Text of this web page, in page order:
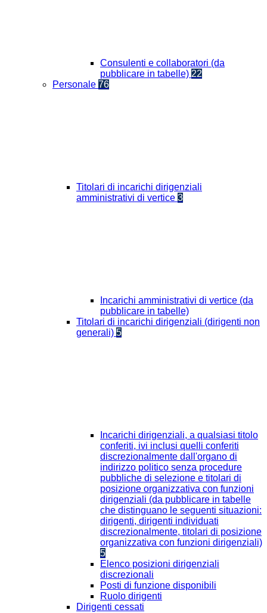
Consulenti e collaboratori (da
pubblicare in tabelle) 22
Personale 76
Titolari di incarichi dirigenziali
amministrativi di vertice 3
Incarichi amministrativi di vertice (da
pubblicare in tabelle)
Titolari di incarichi dirigenziali (dirigenti non
generali) 5
Incarichi dirigenziali, a qualsiasi titolo
conferiti, ivi inclusi quelli conferiti
discrezionalmente dall'organo di
indirizzo politico senza procedure
pubbliche di selezione e titolari di
posizione organizzativa con funzioni
dirigenziali (da pubblicare in tabelle
che distinguano le seguenti situazioni:
dirigenti, dirigenti individuati
discrezionalmente, titolari di posizione
organizzativa con funzioni dirigenziali)
5
Elenco posizioni dirigenziali
discrezionali
Posti di funzione disponibili
Ruolo dirigenti
Dirigenti cessati